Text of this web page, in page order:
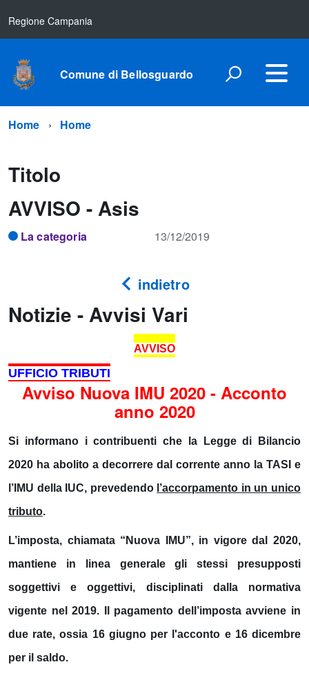
Regione Campania
Comune di Bellosguardo
Home Home
Titolo
AVVISO - Asis
La categoria 13/12/2019
indietro
Notizie - Avvisi Vari
AVVISO
UFFICIO TRIBUTI
Avviso Nuova IMU 2020 - Acconto
anno 2020
Si informano i contribuenti che la Legge di Bilancio
2020 ha abolito a decorrere dal corrente anno la TASI e
l’IMU della IUC, prevedendo l’accorpamento in un unico
tributo.
L’imposta, chiamata “ Nuova IMU”, in vigore dal 2020,
mantiene in linea generale gli stessi presupposti
soggettivi e oggettivi, disciplinati dalla normativa
vigente nel 2019. Il pagamento dell’imposta avviene in
due rate, ossia 16 giugno per l'acconto e16 dicembre
per il saldo.